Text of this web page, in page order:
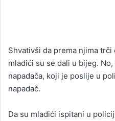
Shvativši da prema njima
mladići su se dali u bijeg.
napadača, koji je poslije u
napadač.
Da su mladići ispitani u